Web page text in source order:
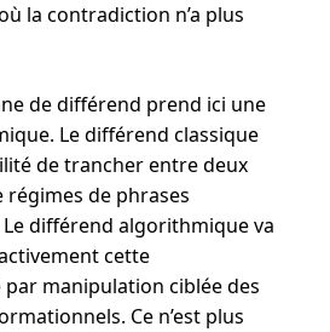
la contradiction n’a plus
de différend prend ici une
Le différend classique
de trancher entre deux
de phrases
différend algorithmique va
cette
manipulation ciblée des
Ce n’est plus